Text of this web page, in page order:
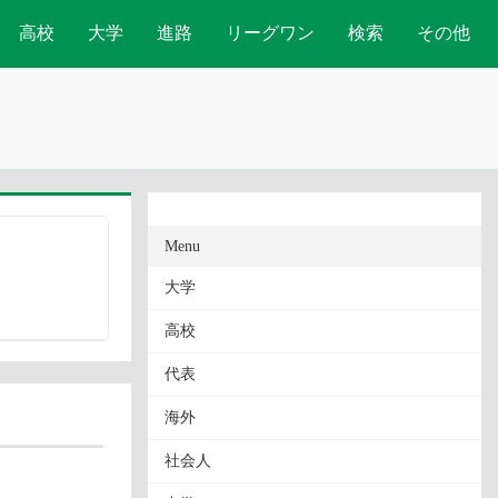
高校 大学 進路 リーグワン 検索 その他
Menu
大学
高校
代表
海外
社会人